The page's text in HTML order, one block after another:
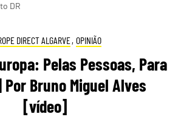
DR
DIRECT ALGARVE, OPINIÃO
Pelas Pessoas, Para
Bruno Miguel Alves
[vídeo]